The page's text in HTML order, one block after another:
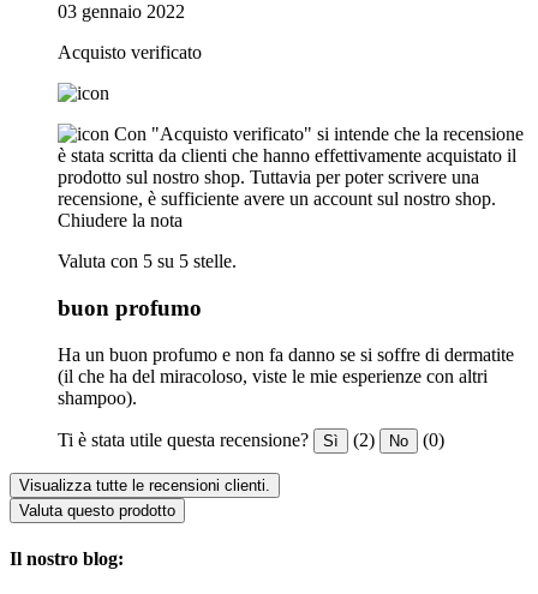
03 gennaio 2022
Acquisto verificato
Con "Acquisto verificato" si intende che la recensione
è stata scritta da clienti che hanno effettivamente acquistato il
prodotto sul nostro shop. Tuttavia per poter scrivere una
recensione, è sufficiente avere un account sul nostro shop.
Chiudere la nota
Valuta con 5 su 5 stelle.
buon profumo
Ha un buon profumo e non fa danno se si soffre di dermatite
(il che ha del miracoloso, viste le mie esperienze con altri
shampoo).
Ti è stata utile questa recensione? Sì (2) No (0)
Visualizza tutte le recensioni clienti.
Valuta questo prodotto
Il nostro blog: